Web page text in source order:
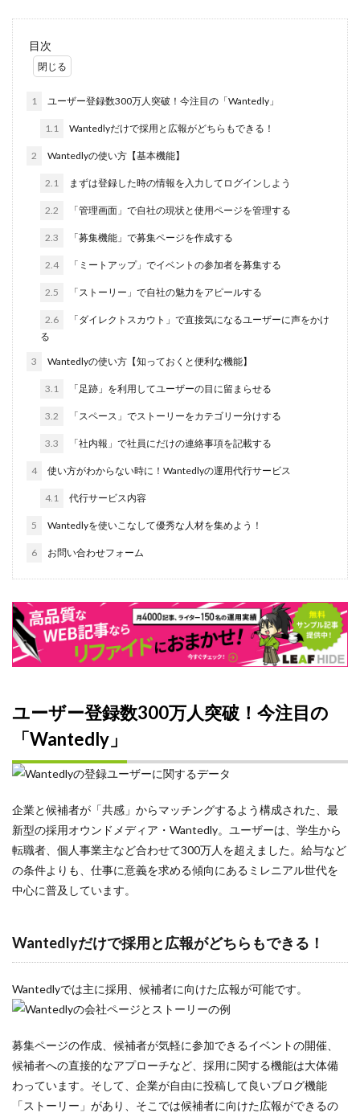
目次
1 ユーザー登録数300万人突破！今注目の「Wantedly」
1.1 Wantedlyだけで採用と広報がどちらもできる！
2 Wantedlyの使い方【基本機能】
2.1 まずは登録した時の情報を入力してログインしよう
2.2 「管理画面」で自社の現状と使用ページを管理する
2.3 「募集機能」で募集ページを作成する
2.4 「ミートアップ」でイベントの参加者を募集する
2.5 「ストーリー」で自社の魅力をアピールする
2.6
「ダイレクトスカウト」で直接気になるユーザーに声をかけ
る
3 Wantedlyの使い方【知っておくと便利な機能】
3.1 「足跡」を利用してユーザーの目に留まらせる
3.2 「スペース」でストーリーをカテゴリー分けする
3.3 「社内報」で社員にだけの連絡事項を記載する
4 使い方がわからない時に！Wantedlyの運用代行サービス
4.1 代行サービス内容
5 Wantedlyを使いこなして優秀な人材を集めよう！
6 お問い合わせフォーム
ユーザー登録数300万人突破！今注目の
「Wantedly」
企業と候補者が「共感」からマッチングするよう構成された、最
新型の採用オウンドメディア・Wantedly。ユーザーは、学生から
転職者、個人事業主など合わせて300万人を超えました。給与など
の条件よりも、仕事に意義を求める傾向にあるミレニアル世代を
中心に普及しています。
Wantedlyだけで採用と広報がどちらもできる！
Wantedlyでは主に採用、候補者に向けた広報が可能です。
募集ページの作成、候補者が気軽に参加できるイベントの開催、
候補者への直接的なアプローチなど、採用に関する機能は大体備
わっています。そして、企業が自由に投稿して良いブログ機能
「ストーリー」があり、そこでは候補者に向けた広報ができるの
介護
人手不足
人事
採用方法
文字数
ライター
通年採用
返信が来ない
評判
記事
解決策
福利厚生
文章構成
求人
比較
新卒採用
新入社員
料金
リーダー
メンティー
Instagram
アイスブレイク
スカウト
コンテンツマーケティング
カジュアル面談
オウンドメディア
インターンシップ
Word
タイトル